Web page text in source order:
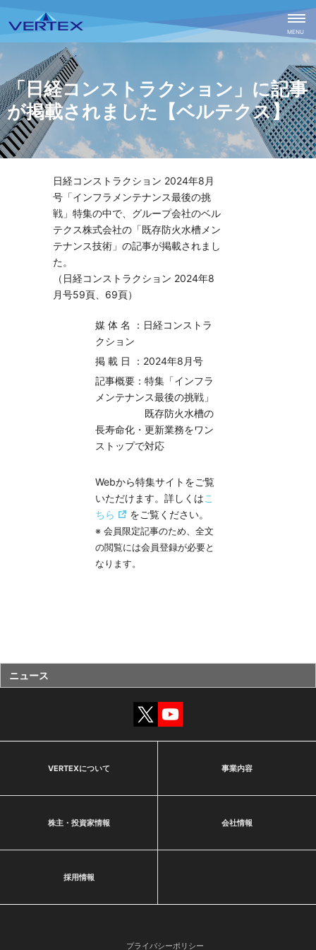
CLOSE
MENU
「日経コンストラクション」に記事
が掲載されました【ベルテクス】
ニュース
日経コンストラクション 2024年8月
号「インフラメンテナンス最後の挑
戦」特集の中で、グループ会社のベル
テクス株式会社の「既存防火水槽メン
テナンス技術」の記事が掲載されまし
た。
（日経コンストラクション 2024年8
月号59頁、69頁）
媒 体 名 ：日経コンストラ
クション
掲 載 日 ：2024年8月号
記事概要：特集 「インフラ
メンテナンス最後の挑戦」
既存防火水槽の
長寿命化・更新業務をワン
ストップで対応
Webから特集サイトをご覧
いただけます。詳しくはこ
ちら
をご覧ください。
※ 会員限定記事のため、全文
の閲覧には会員登録が必要と
なります。
VERTEXについて 事業内容
株主・投資家情報 会社情報
採用情報
プライバシーポリシー